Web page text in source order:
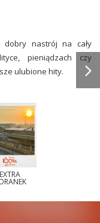
dobry nastrój na cały
pieniądzach czy
ulubione hity.
EXTRA